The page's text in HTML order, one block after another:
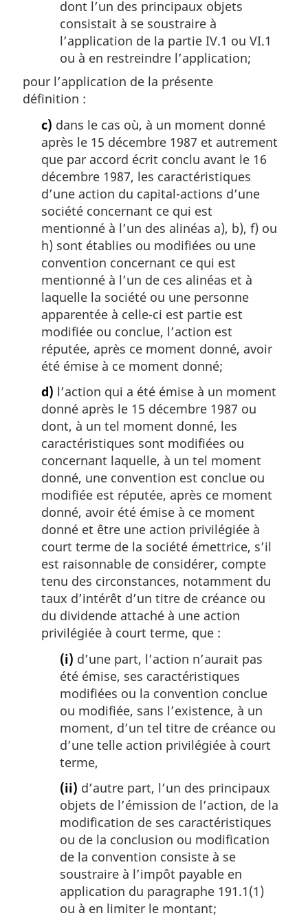
dont l’un des principaux objets
consistait à se soustraire à
l’application de la partie IV.1 ou VI.1
ou à en restreindre l’application;
pour l’application de la présente
définition :
c) dans le cas où, à un moment donné
après le 15 décembre 1987 et autrement
que par accord écrit conclu avant le 16
décembre 1987, les caractéristiques
d’une action du capital-actions d’une
société concernant ce qui est
mentionné à l’un des alinéas a), b), f) ou
h) sont établies ou modifiées ou une
convention concernant ce qui est
mentionné à l’un de ces alinéas et à
laquelle la société ou une personne
apparentée à celle-ci est partie est
modifiée ou conclue, l’action est
réputée, après ce moment donné, avoir
été émise à ce moment donné;
d) l’action qui a été émise à un moment
donné après le 15 décembre 1987 ou
dont, à un tel moment donné, les
caractéristiques sont modifiées ou
concernant laquelle, à un tel moment
donné, une convention est conclue ou
modifiée est réputée, après ce moment
donné, avoir été émise à ce moment
donné et être une action privilégiée à
court terme de la société émettrice, s’il
est raisonnable de considérer, compte
tenu des circonstances, notamment du
taux d’intérêt d’un titre de créance ou
du dividende attaché à une action
privilégiée à court terme, que :
(i) d’une part, l’action n’aurait pas
été émise, ses caractéristiques
modifiées ou la convention conclue
ou modifiée, sans l’existence, à un
moment, d’un tel titre de créance ou
d’une telle action privilégiée à court
terme,
(ii) d’autre part, l’un des principaux
objets de l’émission de l’action, de la
modification de ses caractéristiques
ou de la conclusion ou modification
de la convention consiste à se
soustraire à l’impôt payable en
application du paragraphe 191.1(1)
ou à en limiter le montant;